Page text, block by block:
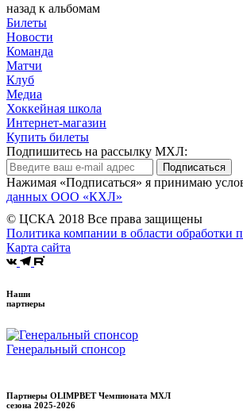
назад к альбомам
Билеты
Новости
Команда
Матчи
Клуб
Медиа
Хоккейная школа
Интернет-магазин
Купить билеты
Подпишитесь на рассылку МХЛ:
Подписаться
Нажимая «Подписаться» я принимаю
данных ООО «КХЛ»
© ЦСКА 2018 Все права защищены
Политика компании в области обработки
Карта сайта
Наши
партнеры
Генеральный спонсор
Партнеры OLIMPBET Чемпионата МХЛ
сезона 2025-2026